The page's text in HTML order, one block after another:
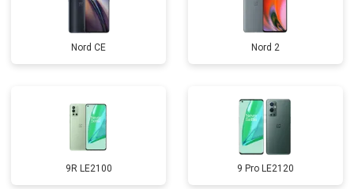
Nord CE Nord 2
9R LE2100 9 Pro LE2120